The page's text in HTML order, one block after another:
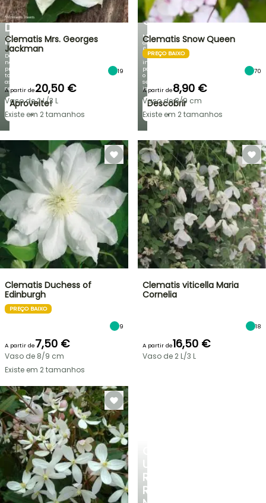
UM
RECANTO
REFRESCANTE
SELEÇÃO
DE
PLANTAS!
Descubra
novas
promoções
todas
as
semanas
Aproveite!
→
IRIS
GERMANICA
Mais
de
60
variedades
inéditas
para
o
seu
jardim!
Descobrir
→
Clematis Mrs. Georges
Jackman
19
A partir de20,50 €
Vaso de 2 L/3 L
Existe em 2 tamanhos
Clematis Snow Queen
PREÇO BAIXO
70
A partir de8,90 €
Vaso de 8/9 cm
Existe em 2 tamanhos
Clematis Duchess of
Edinburgh
PREÇO BAIXO
9
A partir de7,50 €
Vaso de 8/9 cm
Existe em 2 tamanhos
Clematis viticella Maria
Cornelia
18
A partir de16,50 €
Vaso de 2 L/3 L